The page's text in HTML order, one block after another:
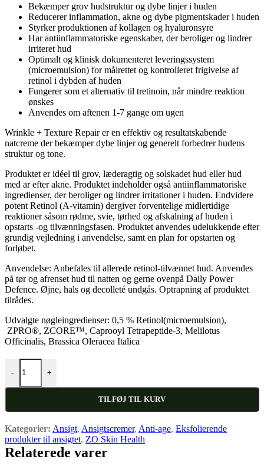
Bekæmper grov hudstruktur og dybe linjer i huden
Reducerer inflammation, akne og dybe pigmentskader i huden
Styrker produktionen af kollagen og hyaluronsyre
Har antiinflammatoriske egenskaber, der beroliger og lindrer
irriteret hud
Optimalt og klinisk dokumenteret leveringssystem
(microemulsion) for målrettet og kontrolleret frigivelse af
retinol i dybden af huden
Fungerer som et alternativ til tretinoin, når mindre reaktion
ønskes
Anvendes om aftenen 1-7 gange om ugen
Wrinkle + Texture Repair er en effektiv og resultatskabende
natcreme der bekæmper dybe linjer og generelt forbedrer hudens
struktur og tone.
Produktet er idéel til grov, læderagtig og solskadet hud eller hud
med ar efter akne. Produktet indeholder også antiinflammatoriske
ingredienser, der beroliger og lindrer irritationer i huden. Endvidere
potent Retinol (A-vitamin) dergiver forventelige midlertidige
reaktioner såsom rødme, svie, tørhed og afskalning af huden i
opstarts -og tilvænningsfasen. Produktet anvendes udelukkende efter
grundig vejledning i anvendelse, samt en plan for opstarten og
forløbet.
Anvendelse: Anbefales til allerede retinol-tilvænnet hud. Anvendes
på tør og afrenset hud til natten og gerne ovenpå Daily Power
Defence. Øjne, hals og decolleté undgås. Optrapning af produktet
tilrådes.
Udvalgte nøgleingredienser: 0,5 % Retinol(microemulsion),
ZPRO®, ZCORE™, Caprooyl Tetrapeptide-3, Melilotus
Officinalis, Brassica Oleracea Italica
-
Wrinkle + Texture Repair antal
+
TILFØJ TIL KURV
Kategorier: Ansigt, Ansigtscremer, Anti-age, Eksfolierende
produkter til ansigtet, ZO Skin Health
Relaterede varer